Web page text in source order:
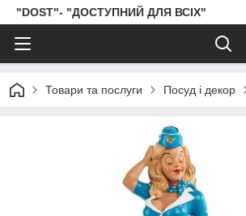
"DOST"- "ДОСТУПНИЙ ДЛЯ ВСІХ"
Товари та послуги Посуд і декор